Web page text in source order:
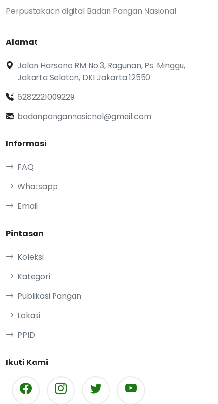
Perpustakaan digital Badan Pangan Nasional
Alamat
Jalan Harsono RM No.3, Ragunan, Ps. Minggu,
Jakarta Selatan, DKI Jakarta 12550
6282221009229
badanpangannasional@gmail.com
Informasi
FAQ
Whatsapp
Email
Pintasan
Koleksi
Kategori
Publikasi Pangan
Lokasi
PPID
Ikuti Kami